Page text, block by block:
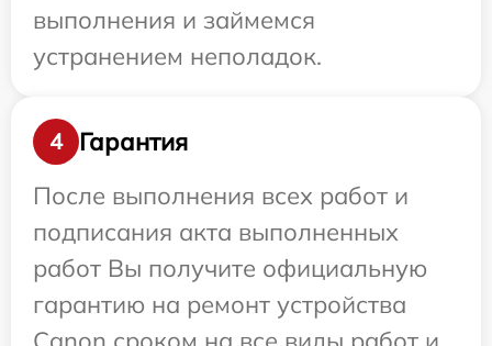
выполнения и займемся
устранением неполадок.
4
Гарантия
После выполнения всех работ и
подписания акта выполненных
работ Вы получите официальную
гарантию на ремонт устройства